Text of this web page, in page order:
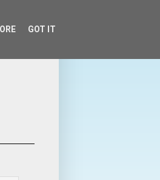
GOT IT